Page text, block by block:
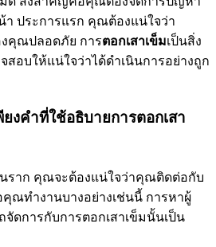
ประการแรก คุณต้องแน่ใจว่า
งคุณปลอดภัย การตอกเสาเข็มเป็นสิ่ง
อบให้แน่ใจว่าได้ดำเนินการอย่างถูก
ยงคำที่ใช้อธิบายการตอกเสา
นราก คุณจะต้องแน่ใจว่าคุณติดต่อกับ
คุณทำงานบางอย่างเช่นนี้ การหาผู้
ดการกับการตอกเสาเข็มนั้นเป็น